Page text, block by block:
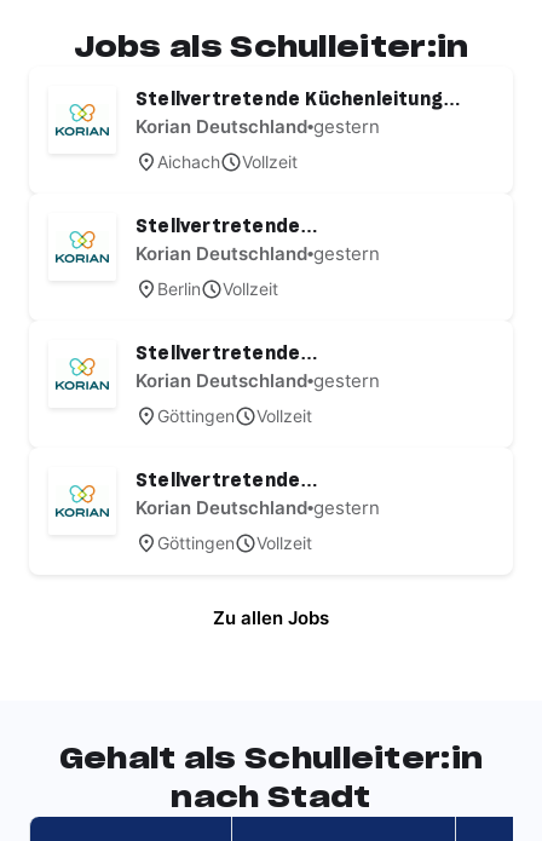
Jobs als Schulleiter:in
Stellvertretende Küchenleitung
(w/m/d)
Korian Deutschland•gestern
Aichach Vollzeit
Stellvertretende
Pflegedienstleitung (w/m/d)
Korian Deutschland•gestern
Berlin Vollzeit
Stellvertretende
Wohnbereichsleitung (w/m/d)
Korian Deutschland•gestern
Göttingen Vollzeit
Stellvertretende
Pflegedienstleitung (w/m/d)
Korian Deutschland•gestern
Göttingen Vollzeit
Zu allen Jobs
Gehalt als Schulleiter:in
nach Stadt